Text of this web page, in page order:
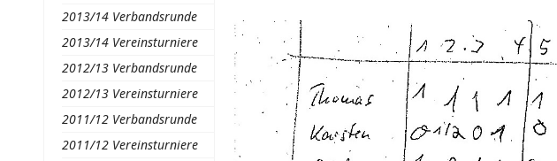
2013/14 Verbandsrunde
2013/14 Vereinsturniere
2012/13 Verbandsrunde
2012/13 Vereinsturniere
2011/12 Verbandsrunde
2011/12 Vereinsturniere